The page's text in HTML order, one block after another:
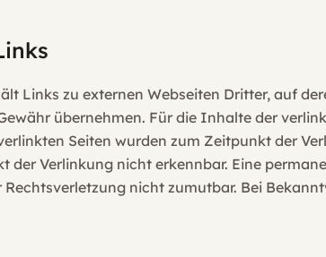
Links zu externen Webseiten Dritter, auf
übernehmen. Für die Inhalte der
Seiten wurden zum Zeitpunkt der
der Verlinkung nicht erkennbar. Eine
nicht zumutbar. Bei